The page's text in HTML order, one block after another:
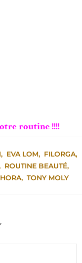
routine !!!!
, EVA LOM, FILORGA,
ROUTINE BEAUTÉ,
, TONY MOLY